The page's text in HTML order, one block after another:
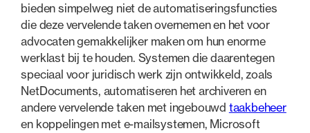
bieden simpelweg niet de automatiseringsfuncties
die deze vervelende taken overnemen en het voor
advocaten gemakkelijker maken om hun enorme
werklast bij te houden. Systemen die daarentegen
speciaal voor juridisch werk zijn ontwikkeld, zoals
NetDocuments, automatiseren het archiveren en
andere vervelende taken met ingebouwd taakbeheer
en koppelingen met e-mailsystemen, Microsoft